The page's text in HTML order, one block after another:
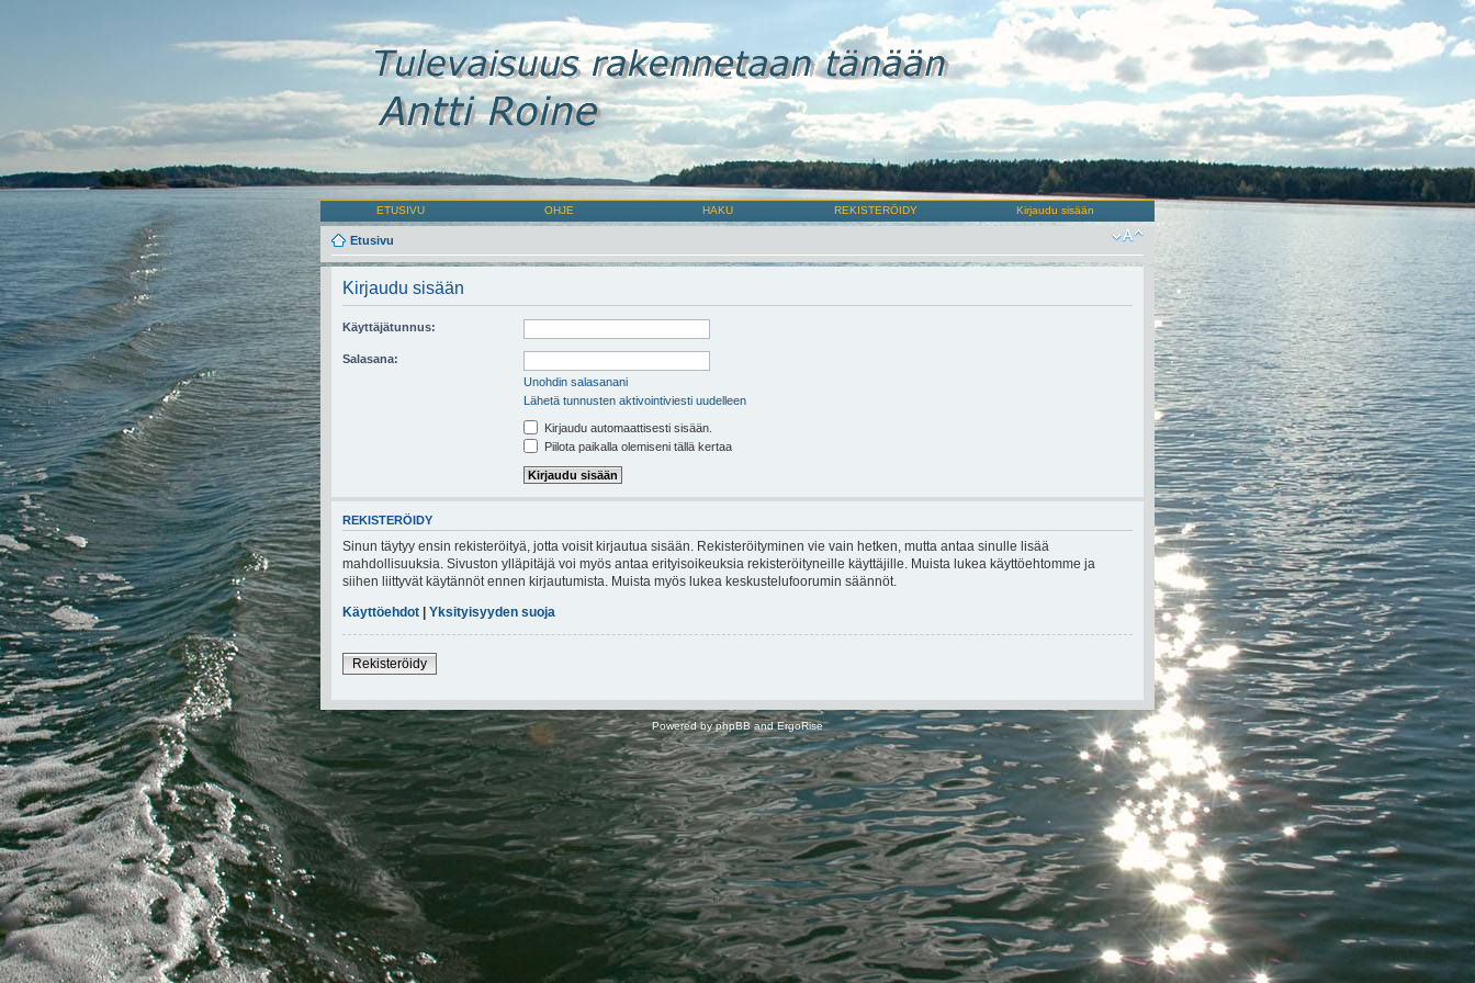
ETUSIVU OHJE HAKU REKISTERÖIDY Kirjaudu sisään
Etusivu
Kirjaudu sisään
Käyttäjätunnus:
Salasana:
Unohdin salasanani
Lähetä tunnusten aktivointiviesti uudelleen
Kirjaudu automaattisesti sisään.
Piilota paikalla olemiseni tällä kertaa
REKISTERÖIDY
Sinun täytyy ensin rekisteröityä, jotta voisit kirjautua sisään. Rekisteröityminen vie vain hetken, mutta antaa sinulle lisää
mahdollisuuksia. Sivuston ylläpitäjä voi myös antaa erityisoikeuksia rekisteröityneille käyttäjille. Muista lukea käyttöehtomme ja
siihen liittyvät käytännöt ennen kirjautumista. Muista myös lukea keskustelufoorumin säännöt.
Käyttöehdot | Yksityisyyden suoja
Rekisteröidy
Powered byphpBBandErgoRise